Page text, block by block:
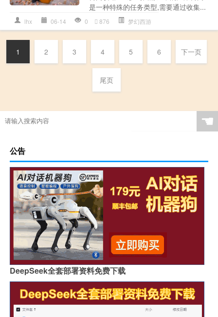
是一种特殊的任务类型,需要通过收集...
lhx 06-14 0 876 梦幻西游
1 2 3 4 5 6 下一页
尾页
☚
公告
DeepSeek全套部署资料免费下载